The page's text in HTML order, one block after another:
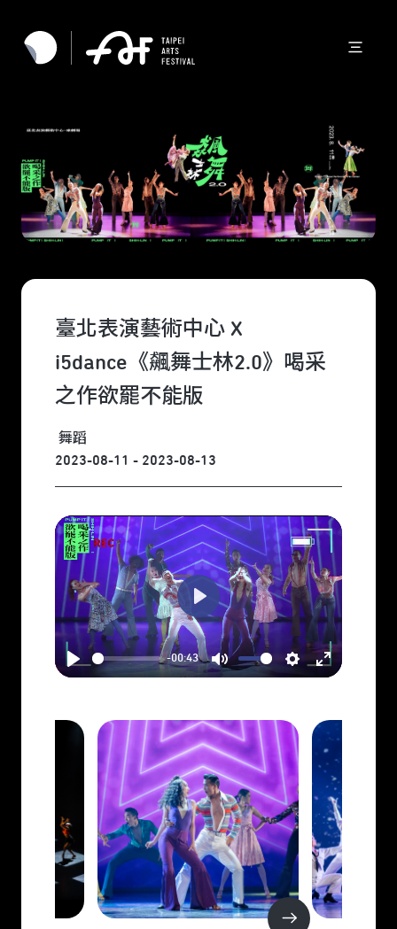
臺北表演藝術中心 X
i5dance《飆舞士林2.0》喝采
之作欲罷不能版
舞蹈
2023-08-11 - 2023-08-13
Play
-00:43
Mute SettingsEnter
Play